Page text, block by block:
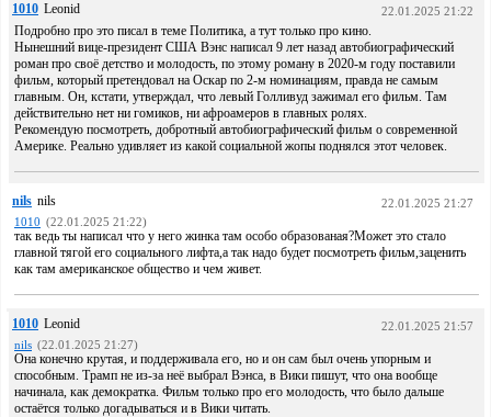
1010 Leonid 22.01.2025 21:22
Подробно про это писал в теме Политика, а тут только про кино.
Нынешний вице-президент США Вэнс написал 9 лет назад автобиографический
роман про своё детство и молодость, по этому роману в 2020-м году поставили
фильм, который претендовал на Оскар по 2-м номинациям, правда не самым
главным. Он, кстати, утверждал, что левый Голливуд зажимал его фильм. Там
действительно нет ни гомиков, ни афроамеров в главных ролях.
Рекомендую посмотреть, добротный автобиографический фильм о современной
Америке. Реально удивляет из какой социальной жопы поднялся этот человек.
nils nils
22.01.2025 21:27
1010 (22.01.2025 21:22)
так ведь ты написал что у него жинка там особо образованая?Может это стало
главной тягой его социального лифта,а так надо будет посмотреть фильм,заценить
как там американское общество и чем живет.
1010 Leonid
22.01.2025 21:57
nils (22.01.2025 21:27)
Она конечно крутая, и поддерживала его, но и он сам был очень упорным и
способным. Трамп не из-за неё выбрал Вэнса, в Вики пишут, что она вообще
начинала, как демократка. Фильм только про его молодость, что было дальше
остаётся только догадываться и в Вики читать.